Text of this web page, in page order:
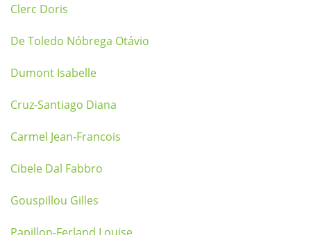
Clerc Doris
De Toledo Nóbrega Otávio
Dumont Isabelle
Cruz-Santiago Diana
Carmel Jean-Francois
Cibele Dal Fabbro
Gouspillou Gilles